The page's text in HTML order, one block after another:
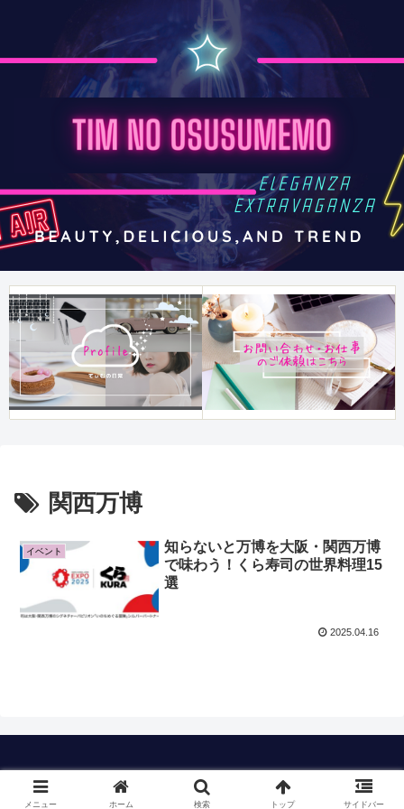
関西万博
イベント
知らないと万博を大阪・関西万博
で味わう！くら寿司の世界料理15
選
2025.04.16
Copyright © 2023 timのおすすめも All Rights Reserved.
メニュー ホーム 検索 トップ サイドバー